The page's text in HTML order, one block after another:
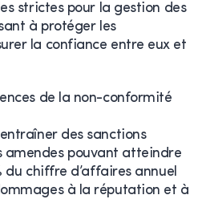
strictes pour la gestion des
à protéger les
la confiance entre eux et
de la non-conformité
des sanctions
amendes pouvant atteindre
du chiffre d’affaires annuel
à la réputation et à